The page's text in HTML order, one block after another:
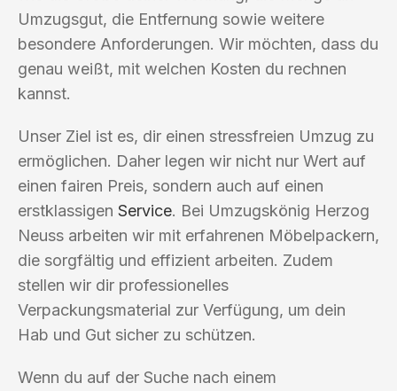
Umzugsgut, die Entfernung sowie weitere
besondere Anforderungen. Wir möchten, dass du
genau weißt, mit welchen Kosten du rechnen
kannst.
Unser Ziel ist es, dir einen stressfreien Umzug zu
ermöglichen. Daher legen wir nicht nur Wert auf
einen fairen Preis, sondern auch auf einen
erstklassigen Service. Bei Umzugskönig Herzog
Neuss arbeiten wir mit erfahrenen Möbelpackern,
die sorgfältig und effizient arbeiten. Zudem
stellen wir dir professionelles
Verpackungsmaterial zur Verfügung, um dein
Hab und Gut sicher zu schützen.
Wenn du auf der Suche nach einem